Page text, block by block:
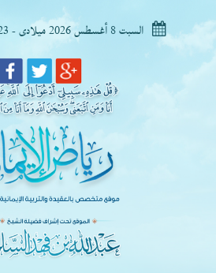
السبت 8 أغسطس 2026 ميلادى - 23 صفر 1448 هجرى